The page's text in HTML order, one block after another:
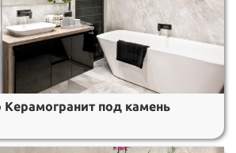
Керамогранит под камень